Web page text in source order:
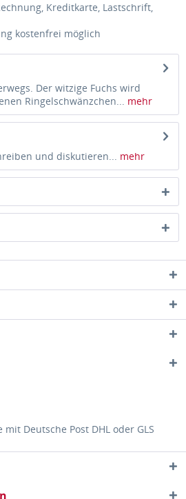
Kreditkarte, Lastschrift,
kostenfrei möglich
Der witzige Fuchs wird
Ringelschwänzchen... mehr
und diskutieren... mehr
Deutsche Post DHL oder GLS